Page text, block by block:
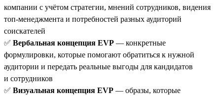
компании с учётом стратегии, мнений сотрудников, видения
топ-менеджмента и потребностей разных аудиторий
соискателей
✅ Вербальная концепция EVP — конкретные
формулировки, которые помогают обратиться к нужной
аудитории и передать реальные выгоды для кандидатов
и сотрудников
✅ Визуальная концепция EVP — образы, которые